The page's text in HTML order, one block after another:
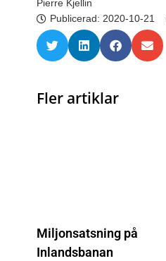
Pierre Kjellin
Publicerad: 2020-10-21
Fler artiklar
Miljonsatsning på
Inlandsbanan